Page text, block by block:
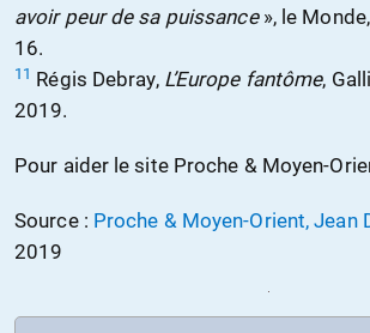
avoir peur de sa puissance », le
16.
11 Régis Debray, L’Europe fantôme,
2019.
Pour aider le site Proche & Moyen-
Source : Proche & Moyen-Orient, Jean
2019